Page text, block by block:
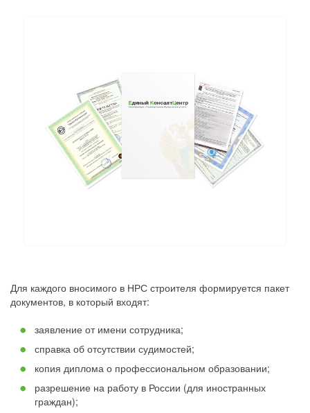
Для каждого вносимого в НРС строителя формируется пакет
документов, в который входят:
заявление от имени сотрудника;
справка об отсутствии судимостей;
копия диплома о профессиональном образовании;
разрешение на работу в России (для иностранных
граждан);